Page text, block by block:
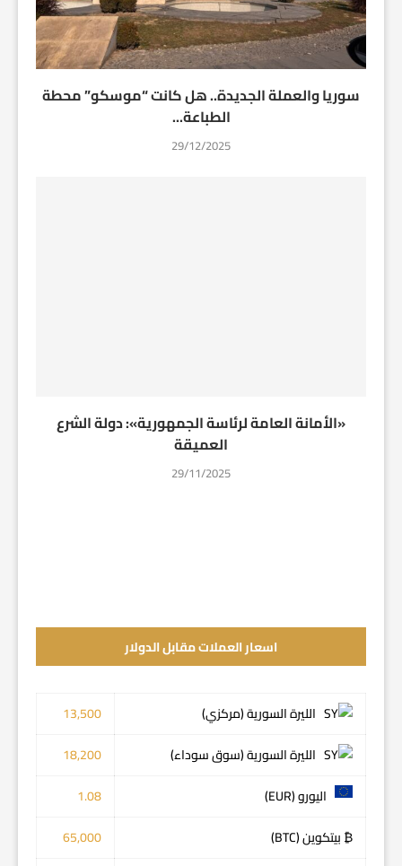
سوريا والعملة الجديدة.. هل كانت “موسكو” محطة
الطباعة...
29/12/2025
«الأمانة العامة لرئاسة الجمهورية»: دولة الشرع
العميقة
29/11/2025
اسعار العملات مقابل الدولار
الليرة السورية (مركزي)
13,500
الليرة السورية (سوق سوداء)
18,200
اليورو (EUR)
1.08
₿ بيتكوين (BTC)
65,000